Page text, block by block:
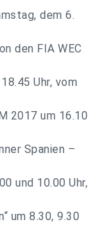
dem 6.
den FIA WEC
Uhr, vom
2017 um 16.10
Spanien –
und 10.00 Uhr,
um 8.30, 9.30